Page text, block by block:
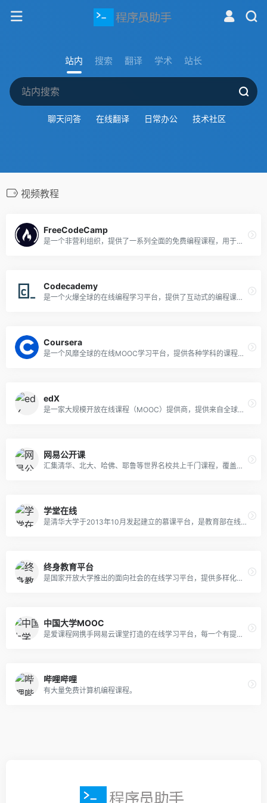
站内 搜索 翻译 学术 站长
聊天问答 在线翻译 日常办公 技术社区
视频教程
FreeCodeCamp
是一个非营利组织，提供了一系列全面的免费编程课程，用于帮助编程入门人员学习网页开发和计算机科学。网站上的课程包括互动编程挑战、文章教程和视频讲解等。
Codecademy
是一个火爆全球的在线编程学习平台，提供了互动式的编程课程和编程挑战，帮助用户学习网页开发、数据科学和其他计算机科学相关主题。
Coursera
是一个风靡全球的在线MOOC学习平台，提供各种学科的课程，包括计算机科学和编程。您可以访问全球各地大学和组织的大量课程。该平台还提供Web开发，数据科学，机器学习、人工智能等相关主题的课程。
edX
是一家大规模开放在线课程（MOOC）提供商，提供来自全球顶尖大学和组织的在线课程和证书。它是由哈佛大学和麻省理工学院创立的非营利组织。提供各种学科的课程，包括计算机科学和编程。该平台还提供Web开发，数据科学，机器学习等相关主题的课程。
网易公开课
汇集清华、北大、哈佛、耶鲁等世界名校共上千门课程，覆盖科学、经济、人文、哲学等22个领域，在这里你可以开拓视野看世界，获取有深度的好知识。
学堂在线
是清华大学于2013年10月发起建立的慕课平台，是教育部在线教育研究中心的研究交流和成果应用平台。运行了来自清华大学、北京大学、复旦大学、中国科技大学，以及麻省理工学院、斯坦福大学、加州大学伯克利分校等国内外高校的超过2300门优质课程，覆盖13大学科门类。
终身教育平台
是国家开放大学推出的面向社会的在线学习平台，提供多样化的学习资源和活动，涵盖文化、科学、职场、健康等领域。
中国大学MOOC
是爱课程网携手网易云课堂打造的在线学习平台，每一个有提升愿望的人，都可以在这里学习中国优质的大学课程，学完还能获得认证证书。
哔哩哔哩
有大量免费计算机编程课程。